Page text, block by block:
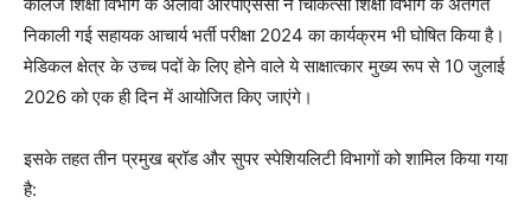
निकाली गई सहायक आचार्य भर्ती परीक्षा 2024 का कार्यक्रम भी घोषित किया है।
मेडिकल क्षेत्र के उच्च पदों के लिए होने वाले ये साक्षात्कार मुख्य रूप से 10 जुलाई
2026 को एक ही दिन में आयोजित किए जाएंगे।
इसके तहत तीन प्रमुख ब्रॉड और सुपर स्पेशियलिटी विभागों को शामिल किया गया
है: